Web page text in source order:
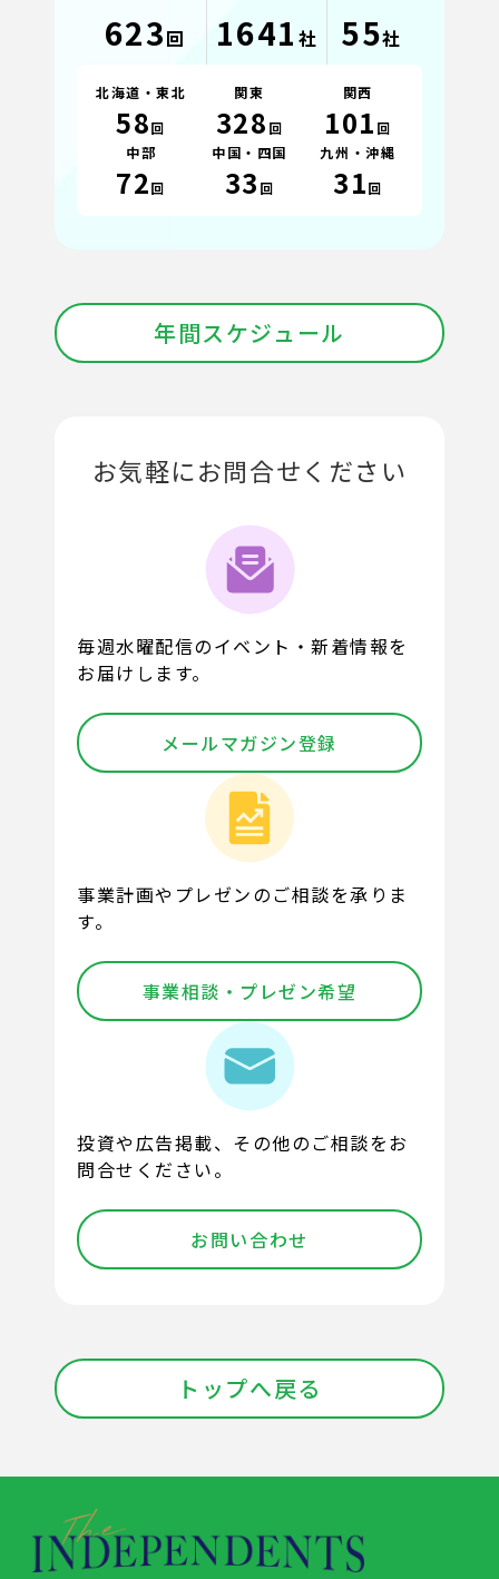
623回 1641 社 55社
北海道・東北
58回
関東
328 回
関西
101 回
中部
72回
中国・四国
33 回
九州・沖縄
31回
年間スケジュール
お気軽にお問合せください
毎週水曜配信のイベント・新着情報を
お届けします。
メールマガジン登録
事業計画やプレゼンのご相談を承りま
す。
事業相談・プレゼン希望
投資や広告掲載、その他のご相談をお
問合せください。
お問い合わせ
トップへ戻る